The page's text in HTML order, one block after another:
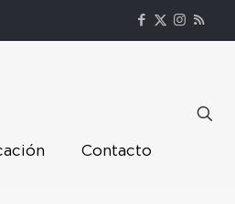
Contacto